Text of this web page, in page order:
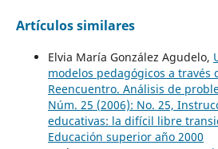
Artículos similares
Elvia María González Agudelo,
modelos pedagógicos a través
Reencuentro. Análisis de
Núm. 25 (2006): No. 25,
educativas: la difícil libre
Educación superior año 2000